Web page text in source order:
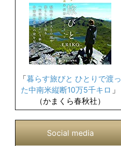
「 暮らす旅びと ひとりで渡っ
た中南米縦断10万5千キロ 」
（かまくら春秋社）
Social media